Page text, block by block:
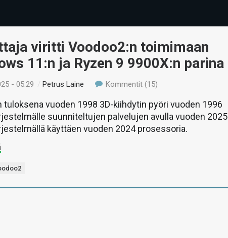
viritti Voodoo2:n toimimaan
11:n ja Ryzen 9 9900X:n parina
- 05:29 /Petrus Laine Kommentit (15)
tuloksena vuoden 1998 3D-kiihdytin pyöri vuoden 1996
suunniteltujen palvelujen avulla vuoden 2025
käyttäen vuoden 2024 prosessoria.